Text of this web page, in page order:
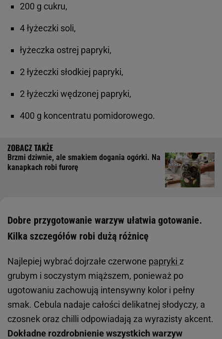
200 g cukru,
4 łyżeczki soli,
łyżeczka ostrej papryki,
2 łyżeczki słodkiej papryki,
2 łyżeczki wędzonej papryki,
400 g koncentratu pomidorowego.
Brzmi dziwnie, ale smakiem dogania ogórki. Na
kanapkach robi furorę
Dobre przygotowanie warzyw ułatwia gotowanie.
Kilka szczegółów robi dużą różnicę
Najlepiej wybrać dojrzałe czerwone papryki z
grubym i soczystym miąższem, ponieważ po
ugotowaniu zachowują intensywny kolor i pełny
smak. Cebula nadaje całości delikatnej słodyczy, a
czosnek oraz chilli odpowiadają za wyrazisty akcent.
Dokładne rozdrobnienie wszystkich warzyw